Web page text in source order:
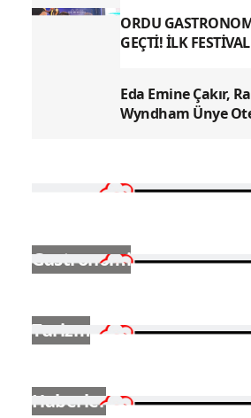
Yolunda Emin
ORDU
GEÇTİ! İLK
Eda Emine Çakır,
Wyndham Ünye
Gastronomi
Turizm
Haberler